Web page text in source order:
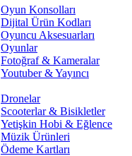
Oyun Konsolları
Dijital Ürün Kodları
Oyuncu Aksesuarları
Oyunlar
Fotoğraf & Kameralar
Youtuber & Yayıncı
Dronelar
Scooterlar & Bisikletler
Yetişkin Hobi & Eğlence
Müzik Ürünleri
Ödeme Kartları